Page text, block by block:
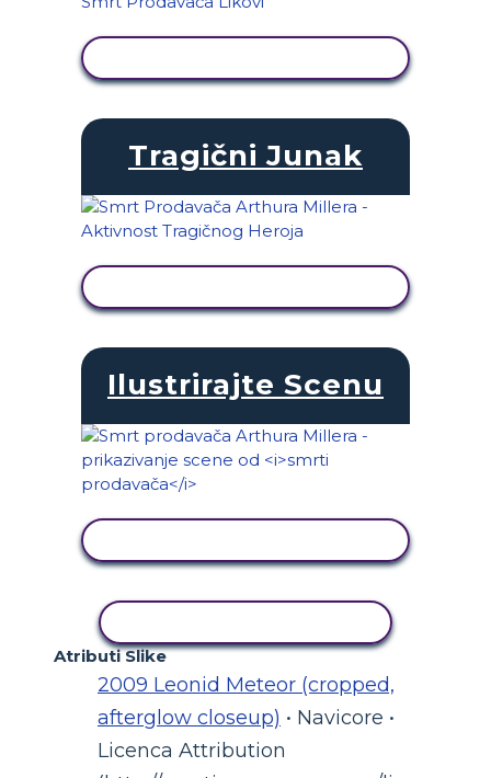
Tragični Junak
Ilustrirajte Scenu
Atributi Slike
2009 Leonid Meteor (cropped,
afterglow closeup) • Navicore •
Licenca Attribution